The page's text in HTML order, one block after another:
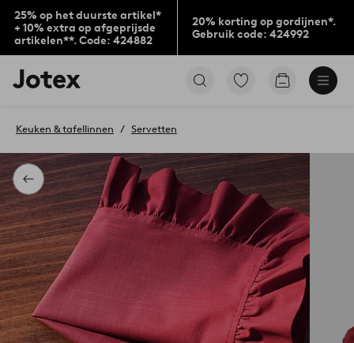
25% op het duurste artikel*
+ 10% extra op afgeprijsde
artikelen**. Code: 424882
20% korting op gordijnen*.
Gebruik code: 424992
Jotex
logo
to
home
page
Ga
Go
Terug
Keuken & tafellinnen Servetten